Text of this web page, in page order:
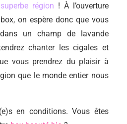
région ! À l’ouverture
on espère donc que vous
un champ de lavande
chanter les cigales et
vous prendrez du plaisir à
que le monde entier nous
en conditions. Vous êtes